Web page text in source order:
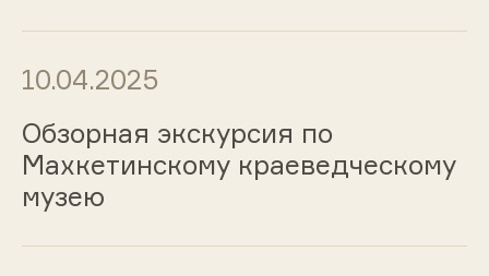
10.04.2025
Обзорная экскурсия по
Махкетинскому краеведческому
музею